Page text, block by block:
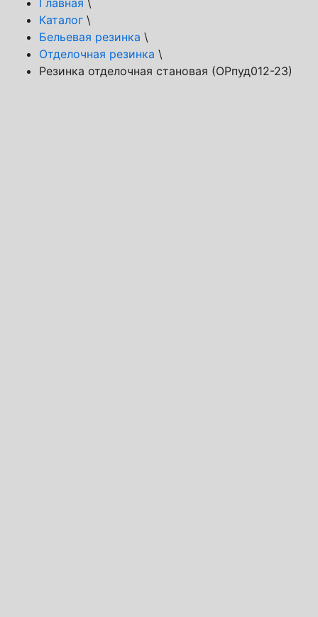
Каталог \
Бельевая резинка \
Отделочная резинка \
Резинка отделочная становая (ОРпуд012-23)